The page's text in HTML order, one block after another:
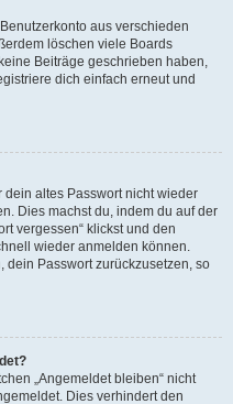
aus verschieden
löschen viele Boards
Beiträge geschrieben haben,
dich einfach erneut und
dein altes Passwort nicht wieder
Dies machst du, indem du auf der
vergessen“ klickst und den
wieder anmelden können.
dein Passwort zurückzusetzen, so
„Angemeldet bleiben“ nicht
Dies verhindert den